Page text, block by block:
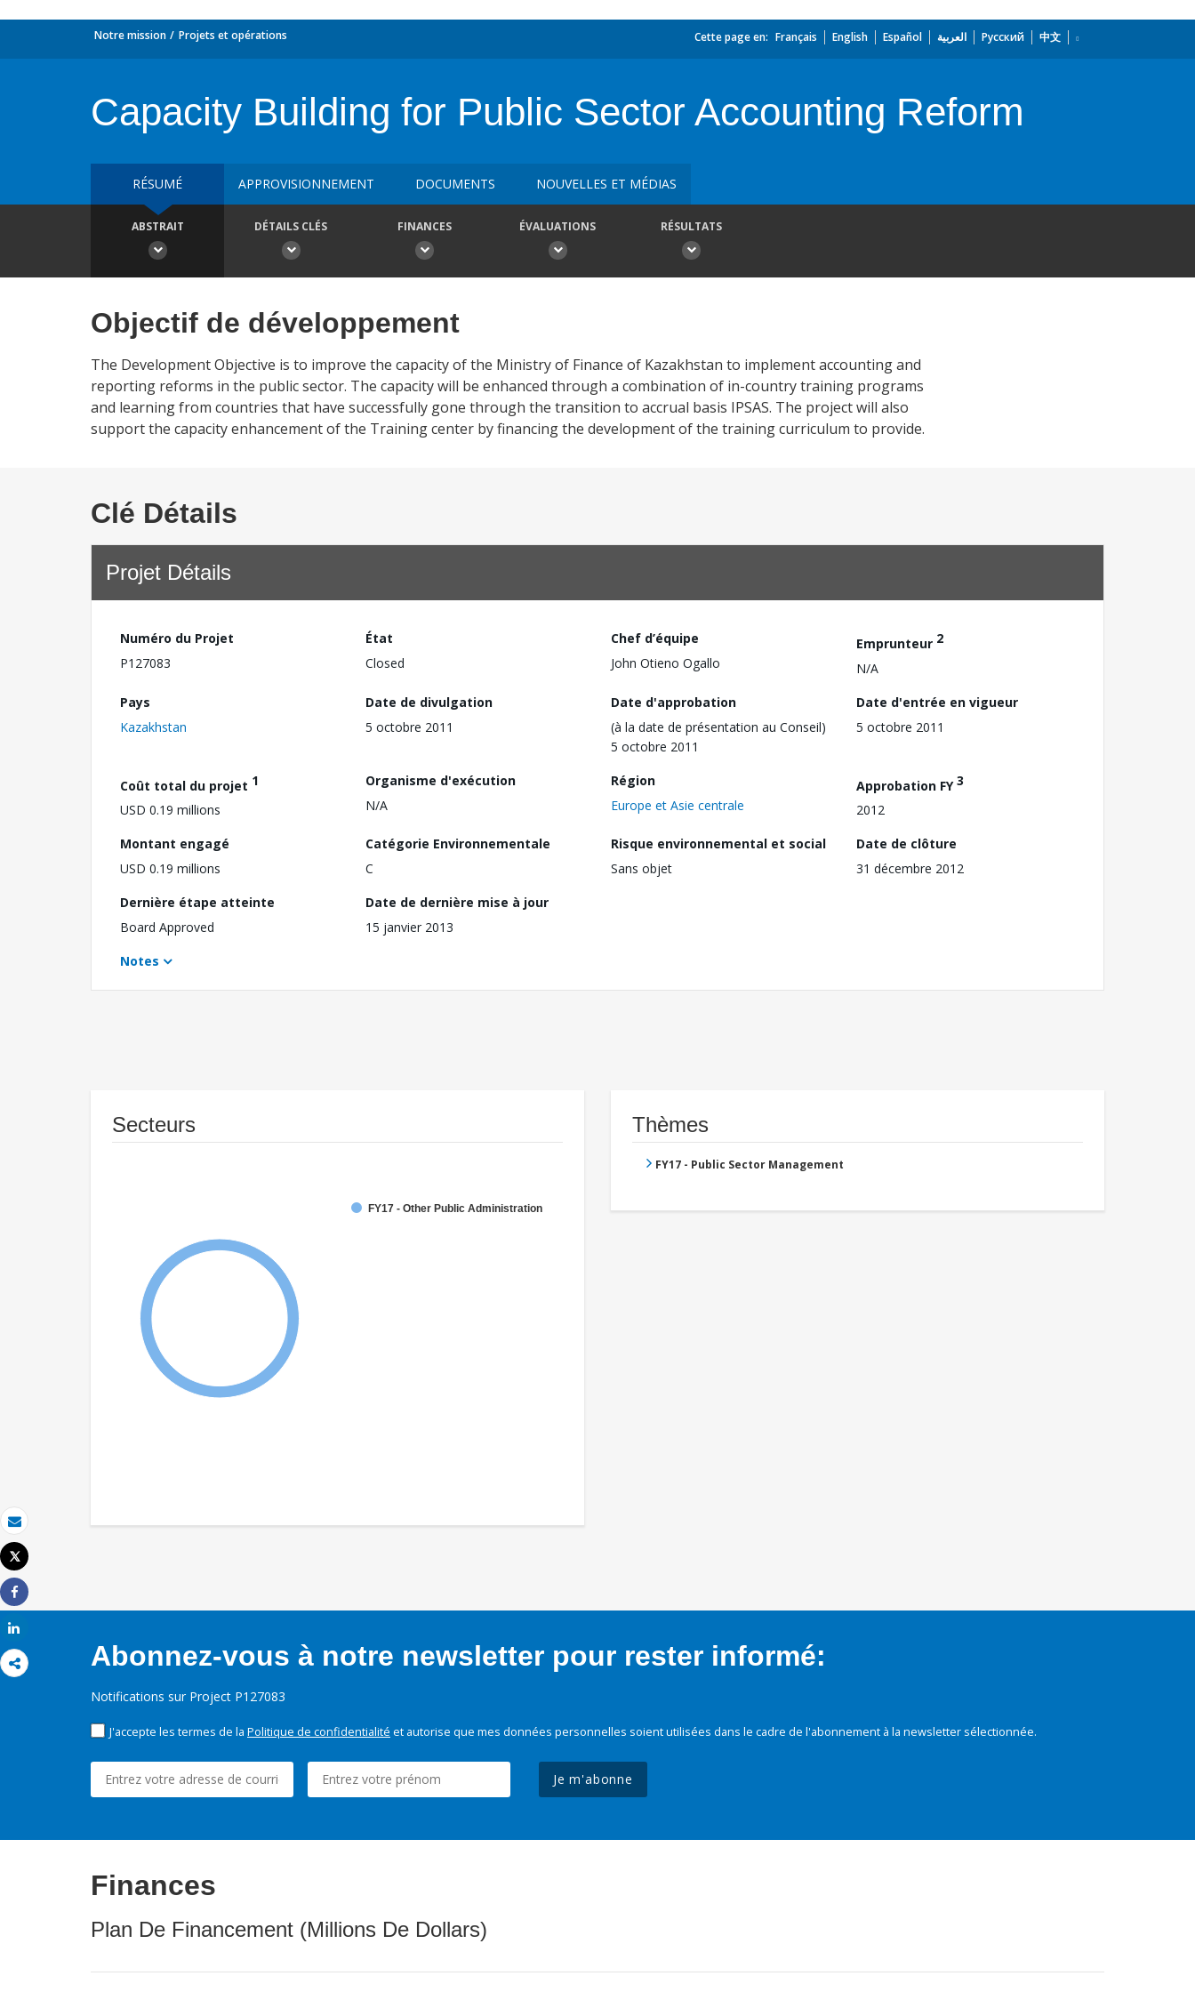
Email
Imprimer
Tweet
Share
Notre mission Projets et opérations Cette page en: Français English Español العربية Русский 中文
Capacity Building for Public Sector Accounting Reform
RÉSUMÉ APPROVISIONNEMENT DOCUMENTS NOUVELLES ET MÉDIAS
ABSTRAIT DÉTAILS CLÉS FINANCES ÉVALUATIONS RÉSULTATS
Objectif de développement
The Development Objective is to improve the capacity of the Ministry of Finance of Kazakhstan to implement accounting and
reporting reforms in the public sector. The capacity will be enhanced through a combination of in-country training programs
and learning from countries that have successfully gone through the transition to accrual basis IPSAS. The project will also
support the capacity enhancement of the Training center by financing the development of the training curriculum to provide.
Clé Détails
Projet Détails
Numéro du Projet
P127083
État
Closed
Chef d’équipe
John Otieno Ogallo
Emprunteur 2
N/A
Pays
Kazakhstan
Date de divulgation
5 octobre 2011
Date d'approbation
(à la date de présentation au Conseil)
5 octobre 2011
Date d'entrée en vigueur
5 octobre 2011
Coût total du projet 1
USD 0.19 millions
Organisme d'exécution
N/A
Région
Europe et Asie centrale
Approbation FY3
2012
Montant engagé
USD 0.19 millions
Catégorie Environnementale
C
Risque environnemental et social
Sans objet
Date de clôture
31 décembre 2012
Dernière étape atteinte
Board Approved
Date de dernière mise à jour
15 janvier 2013
Notes
Secteurs
FY17 - Other Public Administration
Thèmes
FY17 - Public Sector Management
Abonnez-vous à notre newsletter pour rester informé:
Notifications sur Project P127083
J'accepte les termes de la Politique de confidentialité et autorise que mes données personnelles soient utilisées dans le cadre de l'abonnement à la newsletter sélectionnée.
Je m'abonne
Finances
Plan De Financement (Millions De Dollars)